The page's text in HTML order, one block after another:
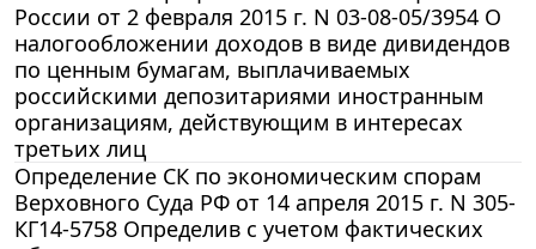
России от 2 февраля 2015 г. N 03-08-05/3954 О
налогообложении доходов в виде дивидендов
по ценным бумагам, выплачиваемых
российскими депозитариями иностранным
организациям, действующим в интересах
третьих лиц
Определение СК по экономическим спорам
Верховного Суда РФ от 14 апреля 2015 г. N 305-
КГ14-5758 Определив с учетом фактических